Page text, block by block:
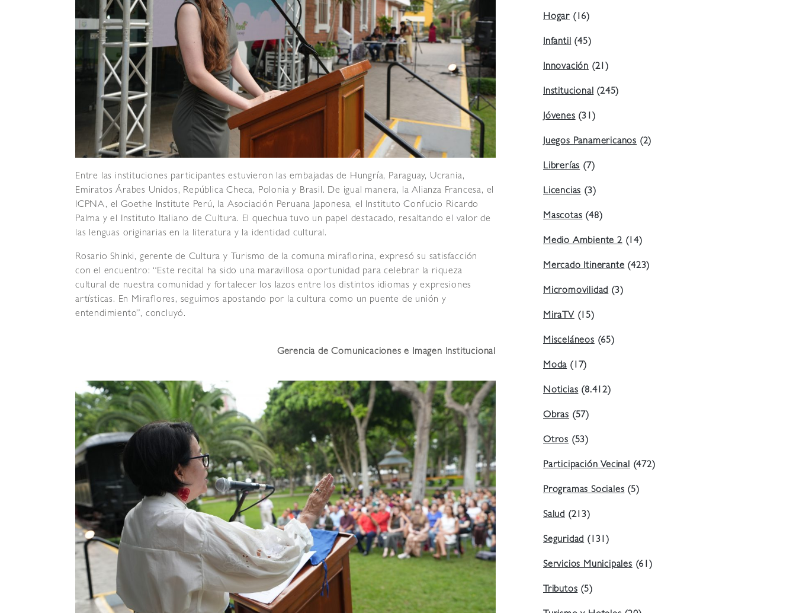
Entre las instituciones participantes estuvieron las embajadas de Hungría, Paraguay, Ucrania,
Emiratos Árabes Unidos, República Checa, Polonia y Brasil. De igual manera, la Alianza Francesa, el
ICPNA, el Goethe Institute Perú, la Asociación Peruana Japonesa, el Instituto Confucio Ricardo
Palma y el Instituto Italiano de Cultura. El quechua tuvo un papel destacado, resaltando el valor de
las lenguas originarias en la literatura y la identidad cultural.
Rosario Shinki, gerente de Cultura y Turismo de la comuna miraflorina, expresó su satisfacción
con el encuentro: “Este recital ha sido una maravillosa oportunidad para celebrar la riqueza
cultural de nuestra comunidad y fortalecer los lazos entre los distintos idiomas y expresiones
artísticas. En Miraflores, seguimos apostando por la cultura como un puente de unión y
entendimiento”, concluyó.
Gerencia de Comunicaciones e Imagen Institucional
Hogar (16)
Infantil(45)
Innovación (21)
Institucional(245)
Jóvenes(31)
Juegos Panamericanos (2)
Librerías(7)
Licencias(3)
Mascotas(48)
Medio Ambiente 2(14)
Mercado Itinerante(423)
Micromovilidad(3)
MiraTV(15)
Misceláneos(65)
Moda(17)
Noticias(8.412)
Obras (57)
Otros (53)
Participación Vecinal(472)
Programas Sociales(5)
Salud (213)
Seguridad(131)
Servicios Municipales(61)
Tributos(5)